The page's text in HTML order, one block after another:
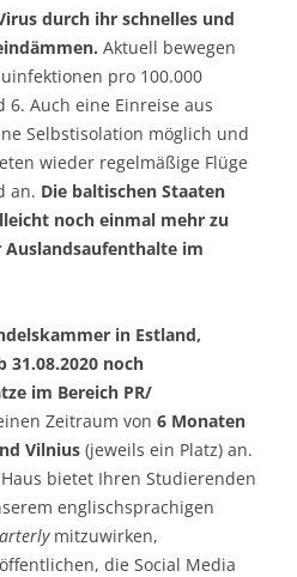
durch ihr schnelles und
Aktuell bewegen
pro 100.000
6. Auch eine Einreise aus
Selbstisolation möglich und
wieder regelmäßige Flüge
an. Die baltischen Staaten
noch einmal mehr zu
im
in Estland,
31.08.2020 noch
im Bereich PR/
Zeitraum von 6 Monaten
Vilnius (jeweils ein Platz) an.
bietet Ihren Studierenden
englischsprachigen
mitzuwirken,
die Social Media